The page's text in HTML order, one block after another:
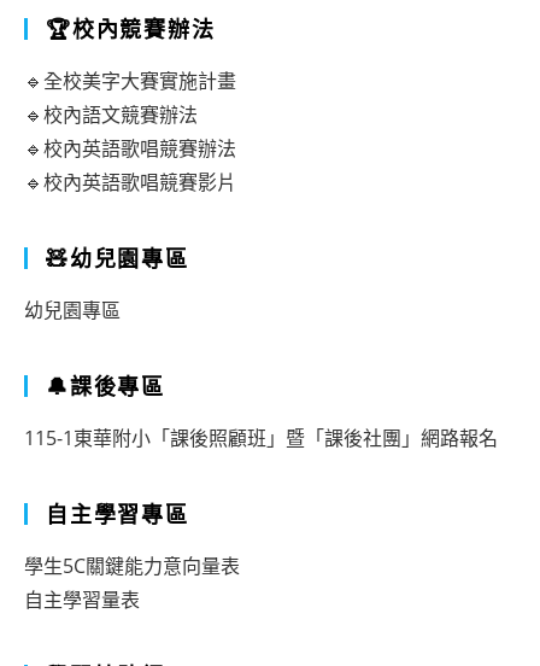
🏆校內競賽辦法
🔹全校美字大賽實施計畫
🔹校內語文競賽辦法
🔹校內英語歌唱競賽辦法
🔹校內英語歌唱競賽影片
🧸幼兒園專區
幼兒園專區
🔔課後專區
115-1東華附小「課後照顧班」暨「課後社團」網路報名
自主學習專區
學生5C關鍵能力意向量表
自主學習量表